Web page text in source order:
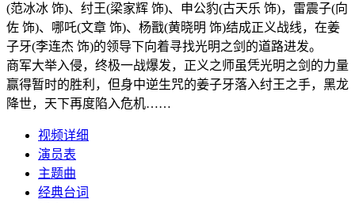
(范冰冰 饰)、纣王(梁家辉 饰)、申公豹(古天乐 饰)，雷震子(向
佐 饰)、哪吒(文章 饰)、杨戬(黄晓明 饰)结成正义战线，在姜
子牙(李连杰 饰)的领导下向着寻找光明之剑的道路进发。
商军大举入侵，终极一战爆发，正义之师虽凭光明之剑的力量
赢得暂时的胜利，但身中逆生咒的姜子牙落入纣王之手，黑龙
降世，天下再度陷入危机……
视频详细
演员表
主题曲
经典台词